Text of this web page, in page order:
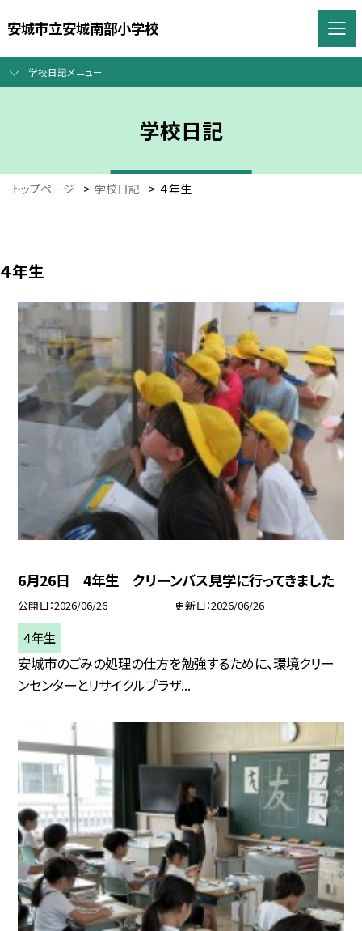
安城市立安城南部小学校
学校日記メニュー
学校日記
トップページ > 学校日記 > ４年生
４年生
6月26日 4年生 クリーンバス見学に行ってきました
公開日 2026/06/26 更新日 2026/06/26
４年生
安城市のごみの処理の仕方を勉強するために、環境クリー
ンセンターとリサイクルプラザ...